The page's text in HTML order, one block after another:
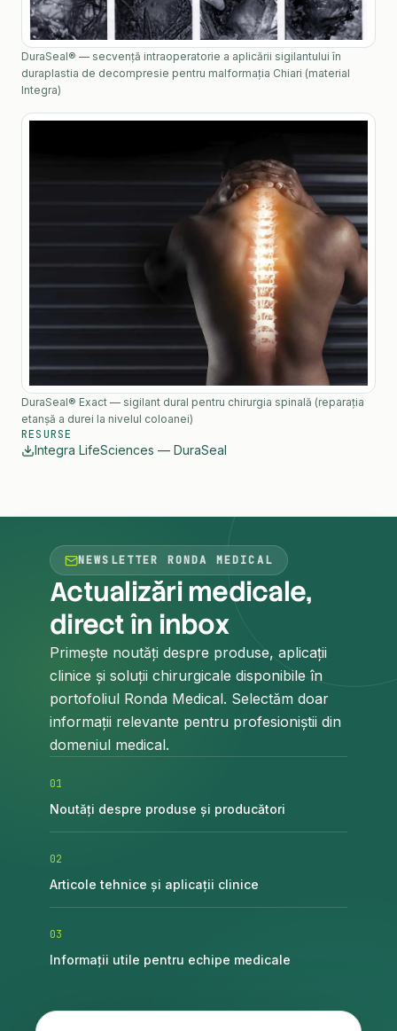
DuraSeal® — secvență intraoperatorie a aplicării sigilantului în
duraplastia de decompresie pentru malformația Chiari (material
Integra)
DuraSeal® Exact — sigilant dural pentru chirurgia spinală (reparația
etanșă a durei la nivelul coloanei)
RESURSE
Integra LifeSciences — DuraSeal
NEWSLETTER RONDA MEDICAL
Actualizări medicale,
direct în inbox
Primește noutăți despre produse, aplicații
clinice și soluții chirurgicale disponibile în
portofoliul Ronda Medical. Selectăm doar
informații relevante pentru profesioniștii din
domeniul medical.
01
Noutăți despre produse și producători
02
Articole tehnice și aplicații clinice
03
Informații utile pentru echipe medicale